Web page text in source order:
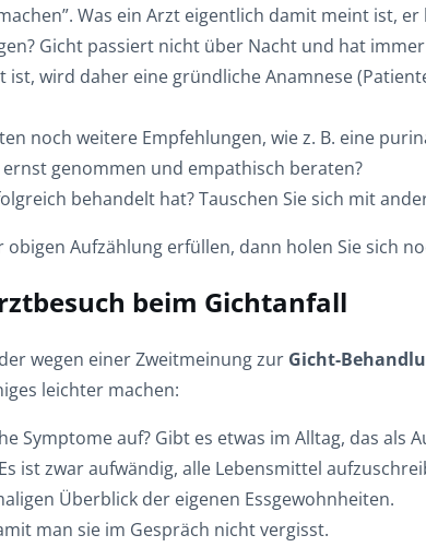
Was ein Arzt eigentlich damit meint ist,
Gicht passiert nicht über Nacht und hat
wird daher eine gründliche Anamnese
noch weitere Empfehlungen, wie z. B. eine
genommen und empathisch beraten?
behandelt hat? Tauschen Sie sich mit
Aufzählung erfüllen, dann holen Sie sich
beim Gichtanfall
wegen einer Zweitmeinung zur Gicht-
leichter machen:
Symptome auf? Gibt es etwas im Alltag, das als
ist zwar aufwändig, alle Lebensmittel
Überblick der eigenen Essgewohnheiten.
man sie im Gespräch nicht vergisst.